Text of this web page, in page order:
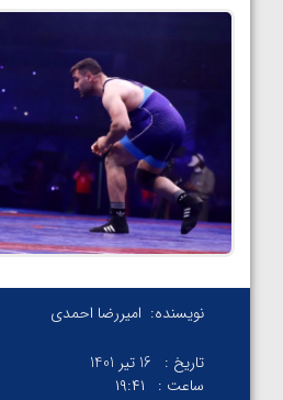
نویسنده: امیررضا احمدی
تاریخ :
16 تیر 1401
ساعت :
۱۹:۴۱